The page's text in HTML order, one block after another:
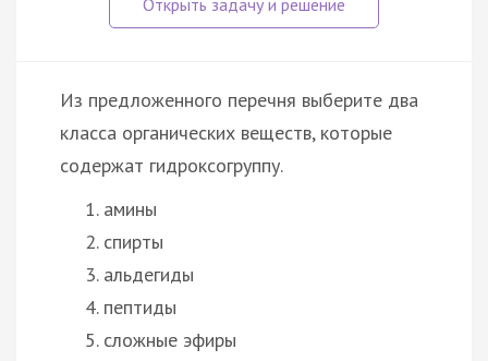
Из предложенного перечня выберите два
класса органических веществ, которые
содержат гидроксогруппу.
амины
спирты
альдегиды
пептиды
сложные эфиры